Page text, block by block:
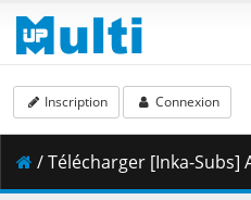
Inscription Connexion
/ Télécharger [Inka-Subs] Armor Hunter